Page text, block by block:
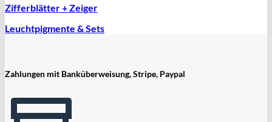
Zifferblätter + Zeiger
Leuchtpigmente & Sets
Zahlungen mit Banküberweisung, Stripe, Paypal